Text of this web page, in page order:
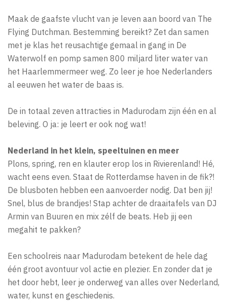
Maak de gaafste vlucht van je leven aan boord van The
Flying Dutchman. Bestemming bereikt? Zet dan samen
met je klas het reusachtige gemaal in gang in De
Waterwolf en pomp samen 800 miljard liter water van
het Haarlemmermeer weg. Zo leer je hoe Nederlanders
al eeuwen het water de baas is.
De in totaal zeven attracties in Madurodam zijn één en al
beleving. O ja: je leert er ook nog wat!
Nederland in het klein, speeltuinen en meer
Plons, spring, ren en klauter erop los in Rivierenland! Hé,
wacht eens even. Staat de Rotterdamse haven in de fik?!
De blusboten hebben een aanvoerder nodig. Dat ben jij!
Snel, blus de brandjes! Stap achter de draaitafels van DJ
Armin van Buuren en mix zélf de beats. Heb jij een
megahit te pakken?
Een schoolreis naar Madurodam betekent de hele dag
één groot avontuur vol actie en plezier. En zonder dat je
het door hebt, leer je onderweg van alles over Nederland,
water, kunst en geschiedenis.